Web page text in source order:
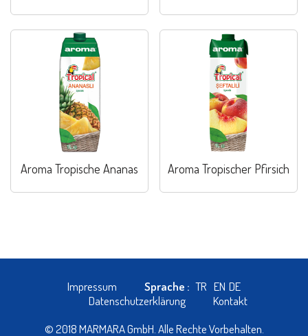
Aroma Tropische Ananas Aroma Tropischer Pfirsich
Impressum Sprache : TR EN DE
Datenschutzerklärung
Kontakt
© 2018 MARMARA GmbH. Alle Rechte Vorbehalten.